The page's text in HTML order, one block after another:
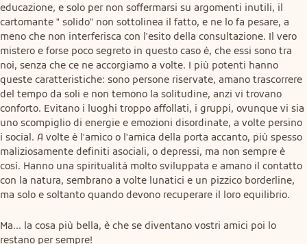
educazione, e solo per non soffermarsi su argomenti inutili, il
cartomante " solido" non sottolinea il fatto, e ne lo fa pesare, a
meno che non interferisca con l'esito della consultazione. Il vero
mistero e forse poco segreto in questo caso è, che essi sono tra
noi, senza che ce ne accorgiamo a volte. I più potenti hanno
queste caratteristiche: sono persone riservate, amano trascorrere
del tempo da soli e non temono la solitudine, anzi vi trovano
conforto. Evitano i luoghi troppo affollati, i gruppi, ovunque vi sia
uno scompiglio di energie e emozioni disordinate, a volte persino
i social. A volte è l'amico o l'amica della porta accanto, più spesso
maliziosamente definiti asociali, o depressi, ma non sempre è
così. Hanno una spiritualità molto sviluppata e amano il contatto
con la natura, sembrano a volte lunatici e un pizzico borderline,
ma solo e soltanto quando devono recuperare il loro equilibrio.
Ma... la cosa più bella, è che se diventano vostri amici poi lo
restano per sempre!